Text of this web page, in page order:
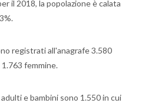
il 2018, la popolazione è calata
registrati all'anagrafe 3.580
femmine.
e bambini sono 1.550 in cui